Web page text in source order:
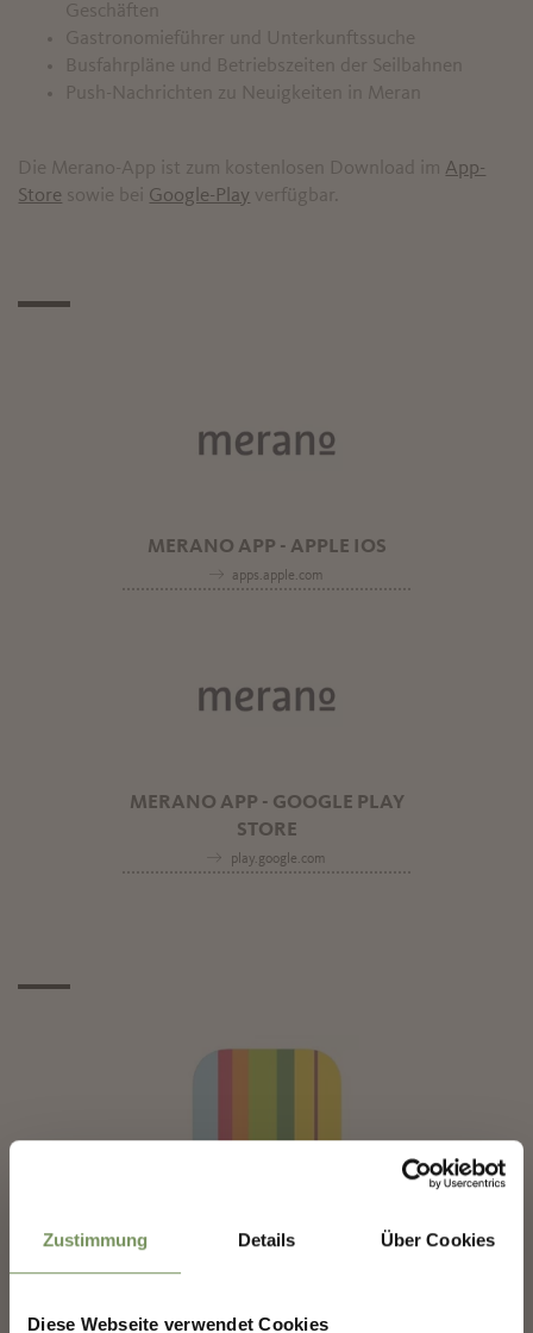
Zustimmung Details Über Cookies
Diese Webseite verwendet Cookies
Geschäften
Gastronomieführer und Unterkunftssuche
Busfahrpläne und Betriebszeiten der Seilbahnen
Push-Nachrichten zu Neuigkeiten in Meran
Die Merano-App ist zum kostenlosen Download im App-
Store sowie bei Google-Play verfügbar.
MERANO APP - APPLE IOS
apps.apple.com
MERANO APP - GOOGLE PLAY
STORE
play.google.com
SÜDTIROL GUIDE - APP
✖